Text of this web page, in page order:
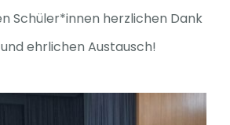
Schüler*innen herzlichen Dank
ehrlichen Austausch!